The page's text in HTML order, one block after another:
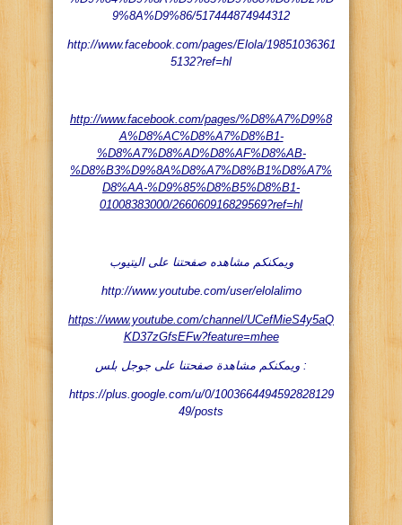
9%8A%D9%86/517444874944312
http://www.facebook.com/pages/Elola/19851036361
5132?ref=hl
http://www.facebook.com/pages/%D8%A7%D9%8
A%D8%AC%D8%A7%D8%B1-
%D8%A7%D8%AD%D8%AF%D8%AB-
%D8%B3%D9%8A%D8%A7%D8%B1%D8%A7%
D8%AA-%D9%85%D8%B5%D8%B1-
01008383000/266060916829569?ref=hl
ويمكنكم مشاهده صفحتنا على اليتيوب
http://www.youtube.com/user/elolalimo
https://www.youtube.com/channel/UCefMieS4y5aQ
KD37zGfsEFw?feature=mhee
ويمكنكم مشاهدة صفحتنا على جوجل بلس :
https://plus.google.com/u/0/1003664494592828129
49/posts